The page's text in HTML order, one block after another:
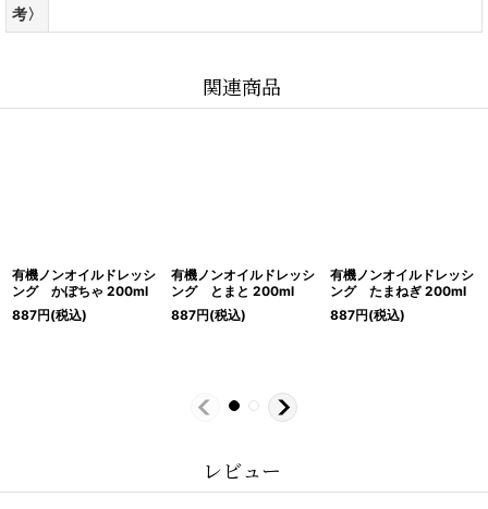
考〉
関連商品
有機ノンオイルドレッシ
ング かぼちゃ 200ml
887円(税込)
有機ノンオイルドレッシ
ング とまと 200ml
887円(税込)
有機ノンオイルドレッシ
ング たまねぎ 200ml
887円(税込)
レビュー